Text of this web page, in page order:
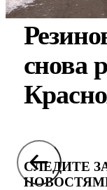
снова
СЛЕДИТЕ